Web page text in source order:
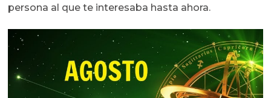
persona al que te interesaba hasta ahora.